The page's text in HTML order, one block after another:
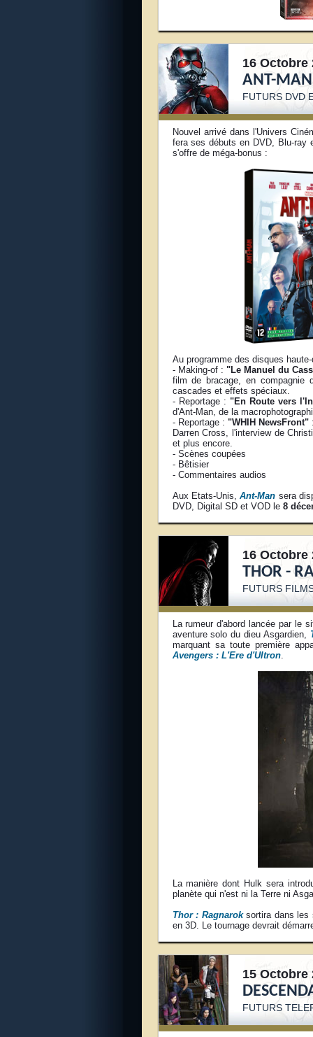
16 Octobre
ANT-
FUTURS DVD
Nouvel arrivé dans l'Univers
fera ses débuts en DVD, Blu-ray
s'offre de méga-bonus :
Au programme des disques
- Making-of : "Le Manuel du
film de bracage, en compagnie
cascades et effets spéciaux.
- Reportage : "En Route vers
d'Ant-Man, de la
- Reportage : "WHIH NewsFront":
Darren Cross, l'interview de
et plus encore.
- Scènes coupées
- Bêtisier
- Commentaires audios
Aux Etats-Unis,Ant-Man sera
DVD, Digital SD et VOD le 8
16 Octobre
THOR -
FUTURS
La rumeur d'abord lancée par le
aventure solo du dieu Asgardien,
marquant sa toute première
Avengers : L'Ere d'Ultron.
La manière dont Hulk sera
planète qui n'est ni la Terre ni
Thor : Ragnaroksortira dans les
en 3D. Le tournage devrait
15 Octobre
FUTURS